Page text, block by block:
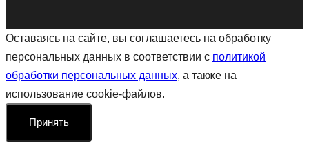
Оставаясь на сайте, вы соглашаетесь на обработку
персональных данных в соответствии с политикой
обработки персональных данных, а также на
использование cookie-файлов.
Принять